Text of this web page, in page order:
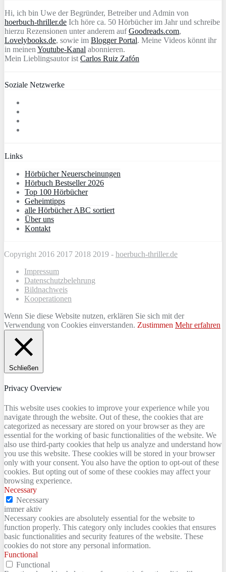
Hi, ich bin Uwe der Begründer, Betreiber und Admin von
hoerbuch-thriller.de Ich höre ca. 50 Hörbücher im Jahr und schreibe
hierzu Rezensionen unter anderem aufGoodreads.com,
Lovelybooks.de, sowie im Blogger Portal. Meine Videos könnt ihr
in meinen Youtube-Kanal abonnieren.
Mein Lieblingsautor ist Carlos Ruiz Zafón
Soziale Netzwerke
Links
Hörbücher Neuerscheinungen
Hörbuch Bestseller 2026
Top 100 Hörbücher
Geheimtipps
alle Hörbücher ABC sortiert
Über uns
Kontakt
Copyright 2016 2017 2018 2019 - hoerbuch-thriller.de
Impressum
Datenschutzbelehrung
Bildnachweis
Kooperationen
Wenn Sie diese Website nutzen, erklären Sie sich mit der
Verwendung von Cookies einverstanden. Zustimmen Mehr erfahren
Schließen
Privacy Overview
This website uses cookies to improve your experience while you
navigate through the website. Out of these, the cookies that are
categorized as necessary are stored on your browser as they are
essential for the working of basic functionalities of the website. We
also use third-party cookies that help us analyze and understand how
you use this website. These cookies will be stored in your browser
only with your consent. You also have the option to opt-out of these
cookies. But opting out of some of these cookies may affect your
browsing experience.
Necessary
Necessary
immer aktiv
Necessary cookies are absolutely essential for the website to
function properly. This category only includes cookies that ensures
basic functionalities and security features of the website. These
cookies do not store any personal information.
Functional
Functional